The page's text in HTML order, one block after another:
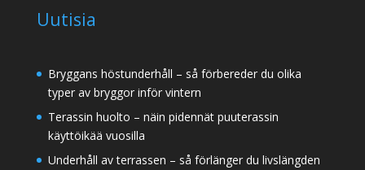
Uutisia
Bryggans höstunderhåll – så förbereder du olika
typer av bryggor inför vintern
Terassin huolto – näin pidennät puuterassin
käyttöikää vuosilla
Underhåll av terrassen – så förlänger du livslängden